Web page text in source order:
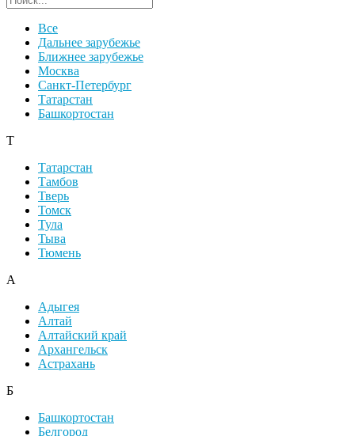
Все
Дальнее зарубежье
Ближнее зарубежье
Москва
Санкт-Петербург
Татарстан
Башкортостан
Т
Татарстан
Тамбов
Тверь
Томск
Тула
Тыва
Тюмень
А
Адыгея
Алтай
Алтайский край
Архангельск
Астрахань
Б
Башкортостан
Белгород